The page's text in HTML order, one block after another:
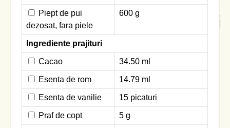
Piept de pui
dezosat, fara piele
600 g
Ingrediente prajituri
Cacao 34.50 ml
Esenta de rom 14.79 ml
Esenta de vanilie 15 picaturi
Praf de copt 5 g